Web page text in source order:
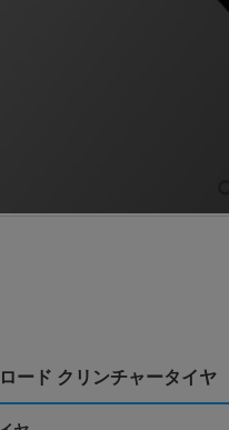
ード クリンチャータイヤ